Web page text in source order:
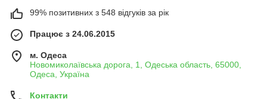
99% позитивних з 548 відгуків за рік
Працює з 24.06.2015
м. Одеса
Новомиколаївська дорога, 1, Одеська область, 65000,
Одеса, Україна
Контакти